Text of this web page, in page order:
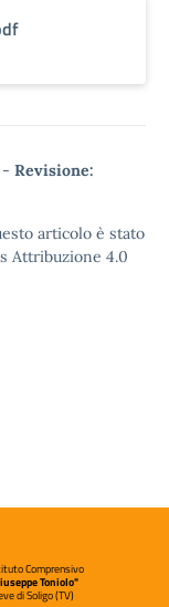
- Revisione:
articolo è stato
Attribuzione 4.0
Comprensivo
Toniolo"
di Soligo (TV)